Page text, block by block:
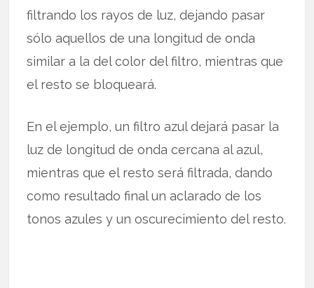
filtrando los rayos de luz, dejando pasar
sólo aquellos de una longitud de onda
similar a la del color del filtro, mientras que
el resto se bloqueará.
En el ejemplo, un filtro azul dejará pasar la
luz de longitud de onda cercana al azul,
mientras que el resto será filtrada, dando
como resultado final un aclarado de los
tonos azules y un oscurecimiento del resto.